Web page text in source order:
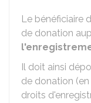
Le bénéficiaire
de donation
Il doit ainsi
de donation
droits